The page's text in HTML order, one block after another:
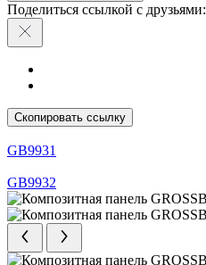
Поделиться ссылкой с друзьями:
Скопировать ссылку
GB9931
GB9932